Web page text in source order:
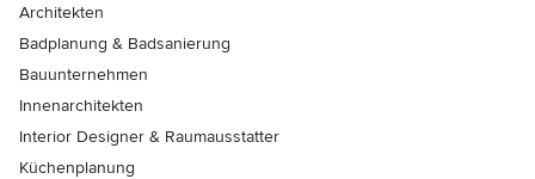
Architekten
Badplanung & Badsanierung
Bauunternehmen
Innenarchitekten
Interior Designer & Raumausstatter
Küchenplanung